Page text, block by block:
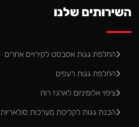
השירותים שלנו
החלפת גגות אסבסט לקירויים אחרים
החלפת גגות רעפים
ציפוי אלומיניום לארגז רוח
הכנת גגות לקליטת מערכות סולאריות